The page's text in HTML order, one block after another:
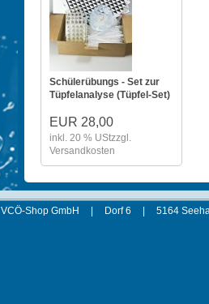
Schülerübungs - Set zur
Tüpfelanalyse (Tüpfel-Set)
EUR 28,00
inkl. 20 % UStzzgl.
Versandkosten
VCÖ-Shop GmbH Dorf 6
5164